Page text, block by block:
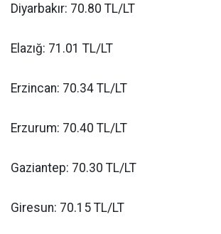
Diyarbakır: 70.80 TL/LT
Elazığ: 71.01 TL/LT
Erzincan: 70.34 TL/LT
Erzurum: 70.40 TL/LT
Gaziantep: 70.30 TL/LT
Giresun: 70.15 TL/LT